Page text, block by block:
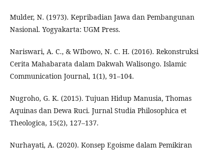
Mulder, N. (1973). Kepribadian Jawa dan Pembangunan
Nasional. Yogyakarta: UGM Press.
Nariswari, A. C., & WIbowo, N. C. H. (2016). Rekonstruksi
Cerita Mahabarata dalam Dakwah Walisongo. Islamic
Communication Journal, 1(1), 91–104.
Nugroho, G. K. (2015). Tujuan Hidup Manusia, Thomas
Aquinas dan Dewa Ruci. Jurnal Studia Philosophica et
Theologica, 15(2), 127–137.
Nurhayati, A. (2020). Konsep Egoisme dalam Pemikiran